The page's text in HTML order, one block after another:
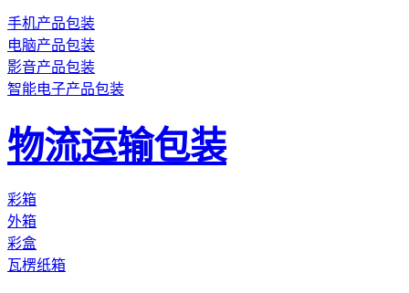
手机产品包装
电脑产品包装
影音产品包装
智能电子产品包装
物流运输包装
彩箱
外箱
彩盒
瓦楞纸箱